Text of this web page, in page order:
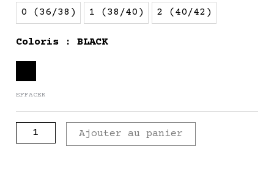
0 (36/38) 1 (38/40) 2 (40/42)
Coloris : BLACK
EFFACER
AMOUR
-
imprimé
Ajouter au panier